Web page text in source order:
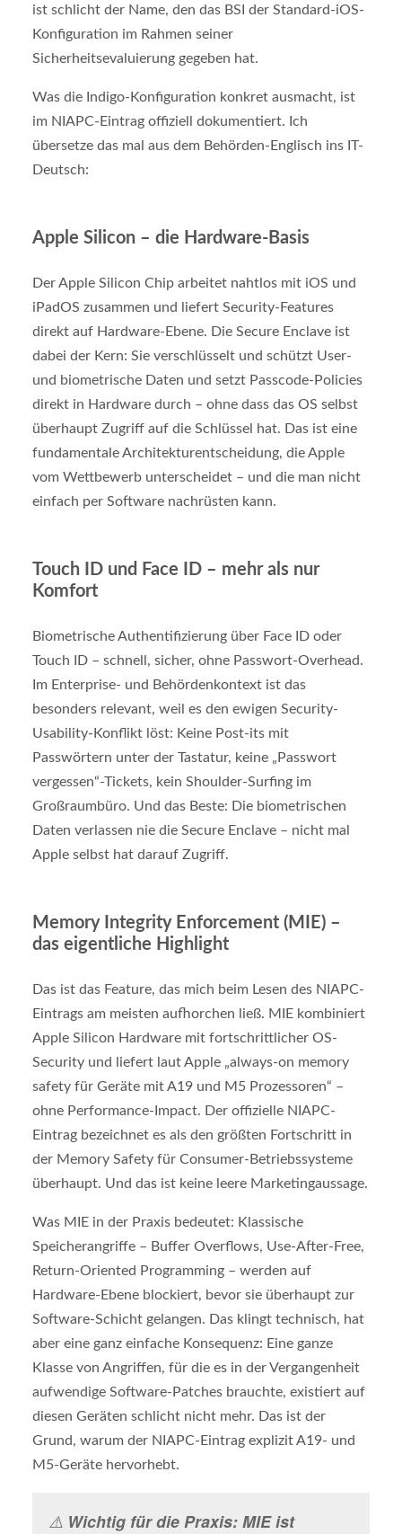
ist schlicht der Name, den das BSI der Standard-iOS-
Konfiguration im Rahmen seiner
Sicherheitsevaluierung gegeben hat.
Was die Indigo-Konfiguration konkret ausmacht, ist
im NIAPC-Eintrag offiziell dokumentiert. Ich
übersetze das mal aus dem Behörden-Englisch ins IT-
Deutsch:
Apple Silicon – die Hardware-Basis
Der Apple Silicon Chip arbeitet nahtlos mit iOS und
iPadOS zusammen und liefert Security-Features
direkt auf Hardware-Ebene. Die Secure Enclave ist
dabei der Kern: Sie verschlüsselt und schützt User-
und biometrische Daten und setzt Passcode-Policies
direkt in Hardware durch – ohne dass das OS selbst
überhaupt Zugriff auf die Schlüssel hat. Das ist eine
fundamentale Architekturentscheidung, die Apple
vom Wettbewerb unterscheidet – und die man nicht
einfach per Software nachrüsten kann.
Touch ID und Face ID – mehr als nur
Komfort
Biometrische Authentifizierung über Face ID oder
Touch ID – schnell, sicher, ohne Passwort-Overhead.
Im Enterprise- und Behördenkontext ist das
besonders relevant, weil es den ewigen Security-
Usability-Konflikt löst: Keine Post-its mit
Passwörtern unter der Tastatur, keine „Passwort
vergessen“-Tickets, kein Shoulder-Surfing im
Großraumbüro. Und das Beste: Die biometrischen
Daten verlassen nie die Secure Enclave – nicht mal
Apple selbst hat darauf Zugriff.
Memory Integrity Enforcement (MIE) –
das eigentliche Highlight
Das ist das Feature, das mich beim Lesen des NIAPC-
Eintrags am meisten aufhorchen ließ. MIE kombiniert
Apple Silicon Hardware mit fortschrittlicher OS-
Security und liefert laut Apple „always-on memory
safety für Geräte mit A19 und M5 Prozessoren“ –
ohne Performance-Impact. Der offizielle NIAPC-
Eintrag bezeichnet es als den größten Fortschritt in
der Memory Safety für Consumer-Betriebssysteme
überhaupt. Und das ist keine leere Marketingaussage.
Was MIE in der Praxis bedeutet: Klassische
Speicherangriffe – Buffer Overflows, Use-After-Free,
Return-Oriented Programming – werden auf
Hardware-Ebene blockiert, bevor sie überhaupt zur
Software-Schicht gelangen. Das klingt technisch, hat
aber eine ganz einfache Konsequenz: Eine ganze
Klasse von Angriffen, für die es in der Vergangenheit
aufwendige Software-Patches brauchte, existiert auf
diesen Geräten schlicht nicht mehr. Das ist der
Grund, warum der NIAPC-Eintrag explizit A19- und
M5-Geräte hervorhebt.
⚠️ Wichtig für die Praxis: MIE ist